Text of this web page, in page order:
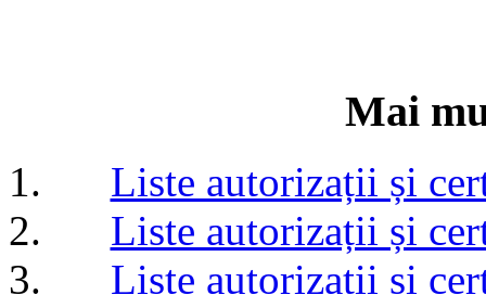
Mai
Liste autorizații și
Liste autorizații și
Liste autorizații și